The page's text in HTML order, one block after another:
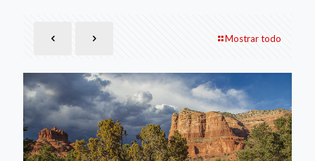
Mostrar todo